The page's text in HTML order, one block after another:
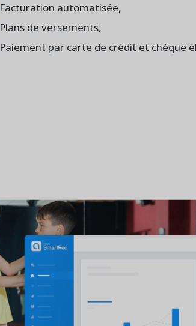
Facturation automatisée,
Plans de versements,
Paiement par carte de crédit et chèque